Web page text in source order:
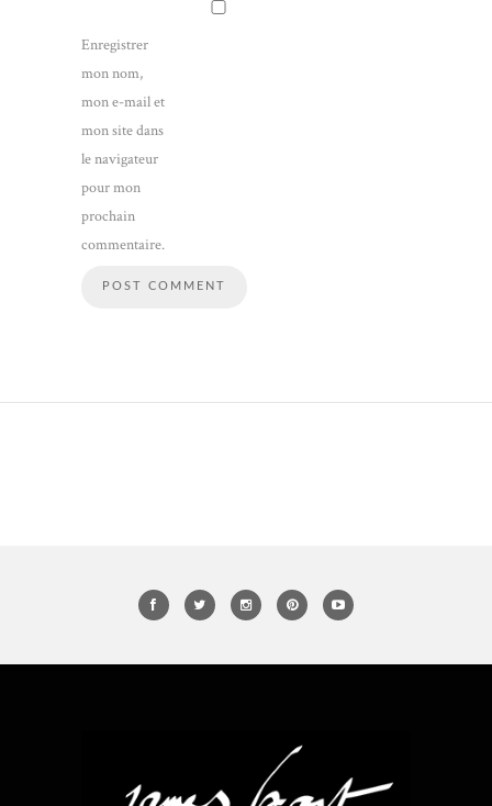
Enregistrer
mon nom,
mon e-mail et
mon site dans
le navigateur
pour mon
prochain
commentaire.